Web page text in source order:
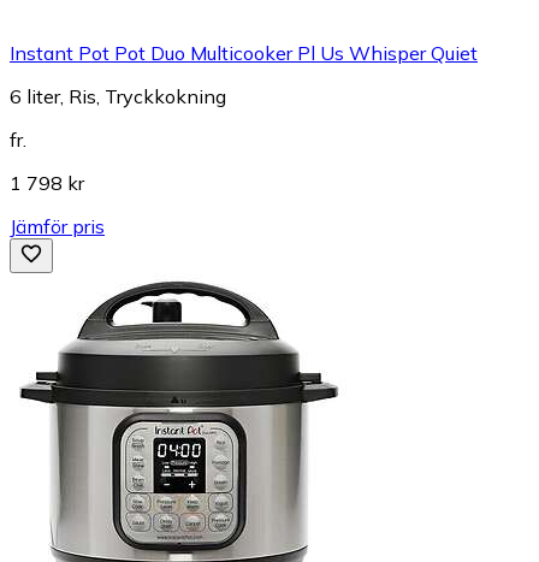
Instant Pot Pot Duo Multicooker Pl Us Whisper Quiet
6 liter, Ris, Tryckkokning
fr.
1 798 kr
Jämför pris